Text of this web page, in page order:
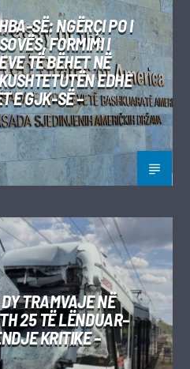
SË: NGËRÇI PO I
FORMIMI I
TË BËHET NË
EDHE
E GJK-SË –
TRAMVAJE NË
25 TË LËNDUAR–
KRITIKE –